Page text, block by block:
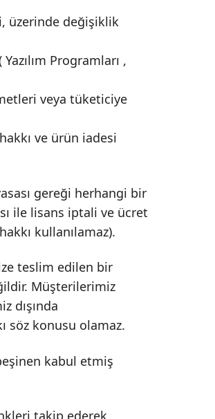
üzerinde değişiklik
Programları ,
veya tüketiciye
ve ürün iadesi
gereği herhangi bir
ile lisans iptali ve ücret
kullanılamaz).
teslim edilen bir
Müşterilerimiz
dışında
söz konusu olamaz.
kabul etmiş
takip ederek,